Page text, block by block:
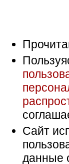
Сайт
данные